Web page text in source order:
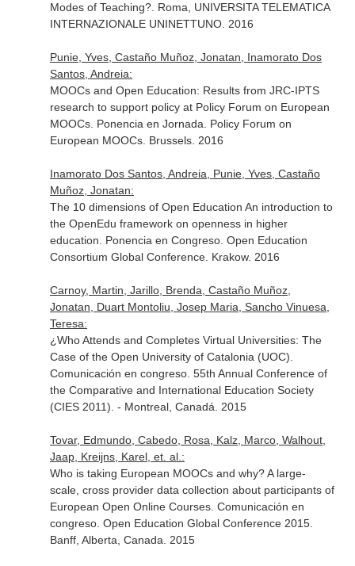
Modes of Teaching?. Roma, UNIVERSITA TELEMATICA
INTERNAZIONALE UNINETTUNO. 2016
Punie, Yves, Castaño Muñoz, Jonatan, Inamorato Dos
Santos, Andreia:
MOOCs and Open Education: Results from JRC-IPTS
research to support policy at Policy Forum on European
MOOCs. Ponencia en Jornada. Policy Forum on
European MOOCs. Brussels. 2016
Inamorato Dos Santos, Andreia, Punie, Yves, Castaño
Muñoz, Jonatan:
The 10 dimensions of Open Education An introduction to
the OpenEdu framework on openness in higher
education. Ponencia en Congreso. Open Education
Consortium Global Conference. Krakow. 2016
Carnoy, Martin, Jarillo, Brenda, Castaño Muñoz,
Jonatan, Duart Montoliu, Josep Maria, Sancho Vinuesa,
Teresa:
¿Who Attends and Completes Virtual Universities: The
Case of the Open University of Catalonia (UOC).
Comunicación en congreso. 55th Annual Conference of
the Comparative and International Education Society
(CIES 2011). - Montreal, Canadá. 2015
Tovar, Edmundo, Cabedo, Rosa, Kalz, Marco, Walhout,
Jaap, Kreijns, Karel, et. al.:
Who is taking European MOOCs and why? A large-
scale, cross provider data collection about participants of
European Open Online Courses. Comunicación en
congreso. Open Education Global Conference 2015.
Banff, Alberta, Canada. 2015